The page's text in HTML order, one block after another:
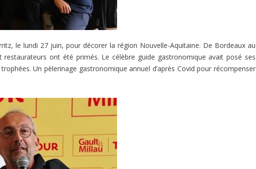
le lundi 27 juin, pour décorer la région Nouvelle-Aquitaine. De Bordeaux au
ont été primés. Le célèbre guide gastronomique avait posé ses
Un pèlerinage gastronomique annuel d’après Covid pour récompenser